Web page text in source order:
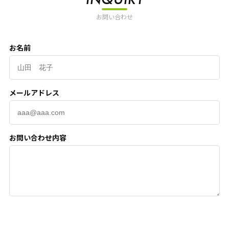
お問い合わせ
お名前
メールアドレス
お問い合わせ内容